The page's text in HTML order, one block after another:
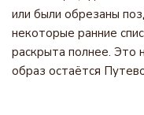
или были обрезаны
некоторые ранние
раскрыта полнее. Это
образ остаётся